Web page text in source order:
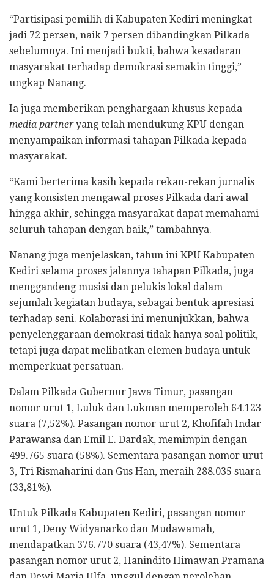
“Partisipasi pemilih di Kabupaten Kediri meningkat
jadi 72 persen, naik 7 persen dibandingkan Pilkada
sebelumnya. Ini menjadi bukti, bahwa kesadaran
masyarakat terhadap demokrasi semakin tinggi,”
ungkap Nanang.
Ia juga memberikan penghargaan khusus kepada
media partneryang telah mendukung KPU dengan
menyampaikan informasi tahapan Pilkada kepada
masyarakat.
“Kami berterima kasih kepada rekan-rekan jurnalis
yang konsisten mengawal proses Pilkada dari awal
hingga akhir, sehingga masyarakat dapat memahami
seluruh tahapan dengan baik,” tambahnya.
Nanang juga menjelaskan, tahun ini KPU Kabupaten
Kediri selama proses jalannya tahapan Pilkada, juga
menggandeng musisi dan pelukis lokal dalam
sejumlah kegiatan budaya, sebagai bentuk apresiasi
terhadap seni. Kolaborasi ini menunjukkan, bahwa
penyelenggaraan demokrasi tidak hanya soal politik,
tetapi juga dapat melibatkan elemen budaya untuk
memperkuat persatuan.
Dalam Pilkada Gubernur Jawa Timur, pasangan
nomor urut 1, Luluk dan Lukman memperoleh 64.123
suara (7,52%). Pasangan nomor urut 2, Khofifah Indar
Parawansa dan Emil E. Dardak, memimpin dengan
499.765 suara (58%). Sementara pasangan nomor urut
3, Tri Rismaharini dan Gus Han, meraih 288.035 suara
(33,81%).
Untuk Pilkada Kabupaten Kediri, pasangan nomor
urut 1, Deny Widyanarko dan Mudawamah,
mendapatkan 376.770 suara (43,47%). Sementara
pasangan nomor urut 2, Hanindito Himawan Pramana